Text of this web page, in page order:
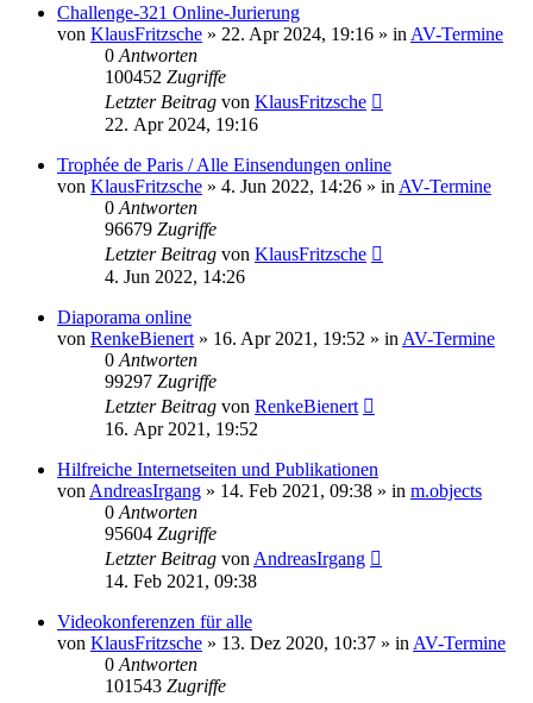
Challenge-321 Online-Jurierung
von KlausFritzsche » 22. Apr 2024, 19:16 » in AV-Termine
0 Antworten
100452 Zugriffe
Letzter Beitrag von KlausFritzsche
22. Apr 2024, 19:16
Trophée de Paris / Alle Einsendungen online
von KlausFritzsche » 4. Jun 2022, 14:26 » in AV-Termine
0 Antworten
96679 Zugriffe
Letzter Beitrag von KlausFritzsche
4. Jun 2022, 14:26
Diaporama online
von RenkeBienert » 16. Apr 2021, 19:52 » in AV-Termine
0 Antworten
99297 Zugriffe
Letzter Beitrag von RenkeBienert
16. Apr 2021, 19:52
Hilfreiche Internetseiten und Publikationen
von AndreasIrgang » 14. Feb 2021, 09:38 » in m.objects
0 Antworten
95604 Zugriffe
Letzter Beitrag von AndreasIrgang
14. Feb 2021, 09:38
Videokonferenzen für alle
von KlausFritzsche » 13. Dez 2020, 10:37 » in AV-Termine
0 Antworten
101543 Zugriffe